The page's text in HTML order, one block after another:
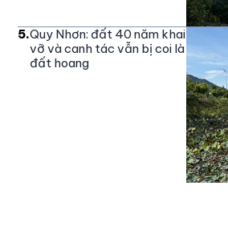
5.Quy Nhơn: đất 40 năm khai
vỡ và canh tác vẫn bị coi là
đất hoang